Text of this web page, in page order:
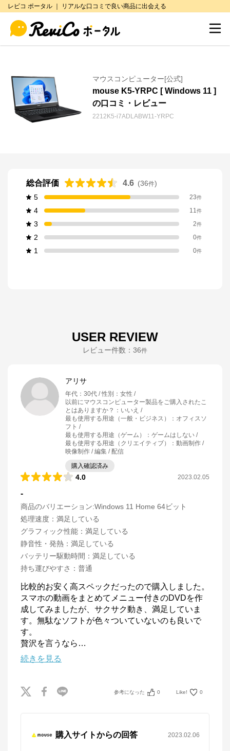
レビコ ポータル ｜ リアルな口コミで良い商品に出会える
マウスコンピューター[公式]
mouse K5-YRPC [ Windows 11 ]
の口コミ・レビュー
2212K5-i7ADLABW11-YRPC
総合評価 4.6 (36件)
5
23件
4 11件
3 2件
2 0件
1 0件
USER REVIEW
レビュー件数： 36件
アリサ
年代 ： 30代 性別 ： 女性
以前にマウスコンピューター製品をご購入されたこ
とはありますか？ ： いいえ
最も使用する用途（一般・ビジネス）
： オフィスソ
フト
最も使用する用途（ゲーム）
： ゲームはしない
最も使用する用途（クリエイティブ）
： 動画制作 /
映像制作 / 編集 / 配信
購入確認済み
4.0 2023.02.05
-
商品のバリエーション:Windows 11 Home 64ビット
処理速度 ： 満足している
グラフィック性能 ： 満足している
静音性・発熱 ： 満足している
バッテリー駆動時間 ： 満足している
持ち運びやすさ ： 普通
比較的お安く高スペックだったので購入しました。
スマホの動画をまとめてメニュー付きのDVDを作
成してみましたが、サクサク動き、満足していま
す。無駄なソフトが色々ついていないのも良いで
す。
贅沢を言うなら …
続きを見る
参考になった 0 Like! 0
購入サイトからの回答 2023.02.06